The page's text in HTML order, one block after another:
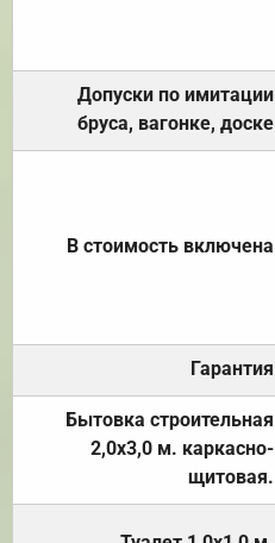
Допуски по имитации
бруса, вагонке, доске
В стоимость включена
Гарантия
Бытовка строительная
2,0х3,0 м. каркасно-
щитовая.